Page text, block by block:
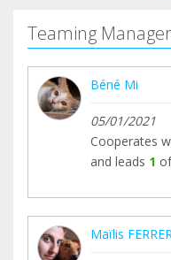
les prochains mois
contacter pour
vos questions !
Contact :
Teaming
Béné Mi
05/01/2021
Cooperates
and leads 1
Maïlis